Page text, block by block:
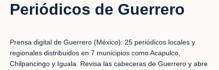
Periódicos de Guerrero
Prensa digital de Guerrero (México): 25 periódicos locales y
regionales distribuidos en 7 municipios como Acapulco,
Chilpancingo y Iguala. Revisa las cabeceras de Guerrero y abre